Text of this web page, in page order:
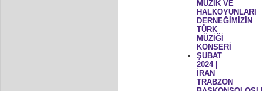
MÜZİK VE
HALKOYUNLARI
DERNEĞİMİZİN
TÜRK
MÜZİĞİ
KONSERİ
ŞUBAT
2024 |
İRAN
TRABZON